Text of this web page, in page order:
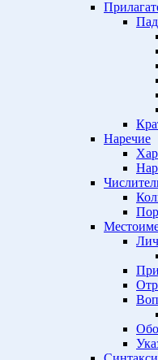
Наречие